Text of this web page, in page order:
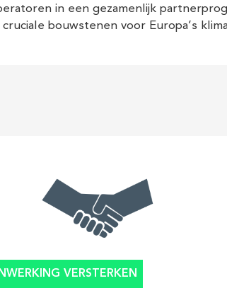
in een gezamenlijk
bouwstenen voor Europa’s
VERSTERKEN